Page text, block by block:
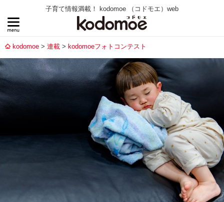
子育て情報満載！ kodomoe （コドモエ）web
kodomoe 連載 kodomoeフォトコンテスト